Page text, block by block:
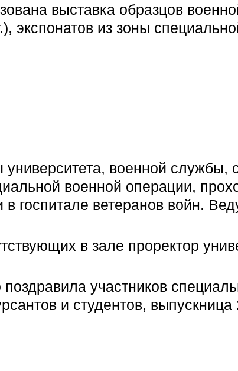
выставка образцов
экспонатов из зоны
военной
военной операции,
госпитале ветеранов войн.
в зале проректор
участников
и студентов,